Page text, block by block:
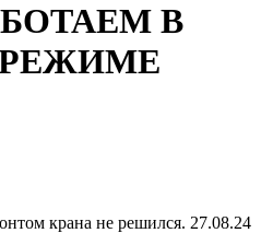
В
крана не решился. 27.08.24